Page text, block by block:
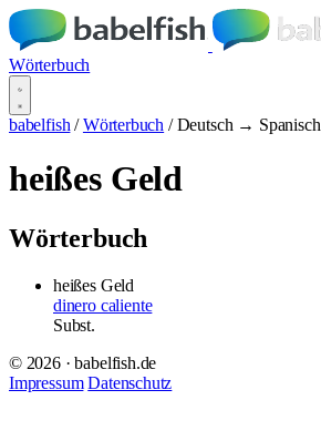
Wörterbuch
babelfish / Wörterbuch / Deutsch → Spanisch
heißes Geld
Wörterbuch
heißes Geld
dinero caliente
Subst.
© 2026 · babelfish.de
Impressum Datenschutz